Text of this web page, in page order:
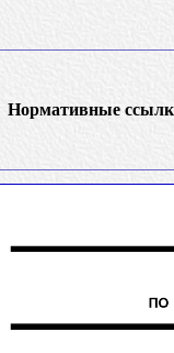
Нормативные